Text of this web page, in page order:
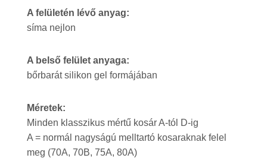
A felületén lévő anyag:
síma nejlon
A belső felület anyaga:
bőrbarát silikon gel formájában
Méretek:
Minden klasszikus mértű kosár A-tól D-ig
A = normál nagyságú melltartó kosaraknak felel
meg (70A, 70B, 75A, 80A)